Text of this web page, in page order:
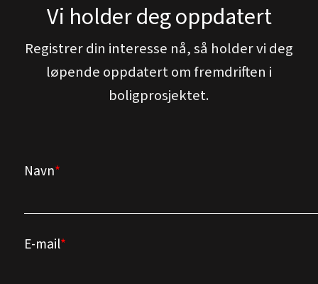
Vi holder deg oppdatert
Registrer din interesse nå, så holder vi deg
løpende oppdatert om fremdriften i
boligprosjektet.
Navn
E-mail